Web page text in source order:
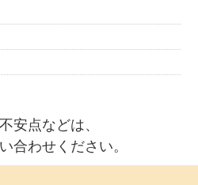
安点などは、
合わせください。